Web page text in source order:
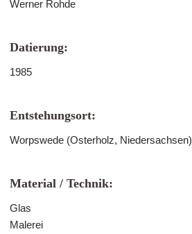
Werner Rohde
Datierung:
1985
Entstehungsort:
Worpswede (Osterholz, Niedersachsen)
Material / Technik:
Glas
Malerei